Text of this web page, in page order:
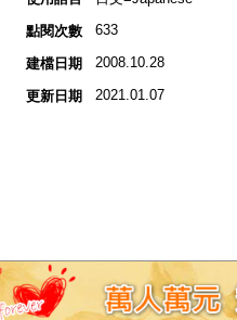
點閱次數
633
建檔日期 2008.10.28
更新日期 2021.01.07